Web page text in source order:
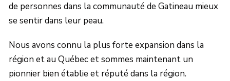
de personnes dans la communauté de Gatineau mieux
se sentir dans leur peau.
Nous avons connu la plus forte expansion dans la
région et au Québec et sommes maintenant un
pionnier bien établie et réputé dans la région.